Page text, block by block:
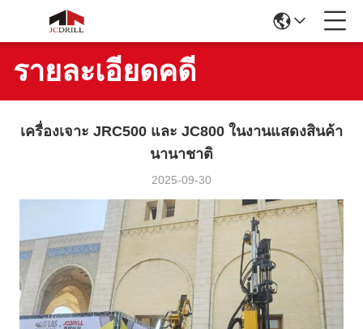
รายละเอียดคดี
เครื่องเจาะ JRC500 และ JC800 ในงานแสดงสินค้า
นานาชาติ
2025-09-30